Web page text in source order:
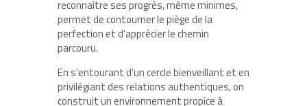
reconnaître ses progrès, même minimes,
permet de contourner le piège de la
perfection et d’apprécier le chemin
parcouru.
En s’entourant d’un cercle bienveillant et en
privilégiant des relations authentiques, on
construit un environnement propice à